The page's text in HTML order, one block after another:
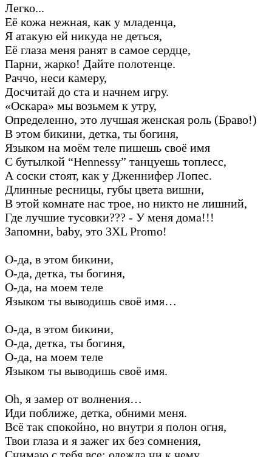
Легко...
Её кожа нежная, как у младенца,
Я атакую ей никуда не деться,
Её глаза меня ранят в самое сердце,
Парни, жарко! Дайте полотенце.
Раччо, неси камеру,
Досчитай до ста и начнем игру.
«Оскара» мы возьмем к утру,
Определенно, это лучшая женская роль (Браво!)
В этом бикини, детка, ты богиня,
Языком на моём теле пишешь своё имя
С бутылкой “Hennessy” танцуешь топлесс,
А соски стоят, как у Дженнифер Лопес.
Длинные ресницы, губы цвета вишни,
В этой комнате нас трое, но никто не лишний,
Где лучшие тусовки??? - У меня дома!!!
Запомни, baby, это 3XL Promo!
О-да, в этом бикини,
О-да, детка, ты богиня,
О-да, на моем теле
Языком ты выводишь своё имя…
О-да, в этом бикини,
О-да, детка, ты богиня,
О-да, на моем теле
Языком ты выводишь своё имя.
Oh, я замер от волнения…
Иди поближе, детка, обними меня.
Всё так спокойно, но внутри я полон огня,
Твои глаза и я зажег их без сомнения,